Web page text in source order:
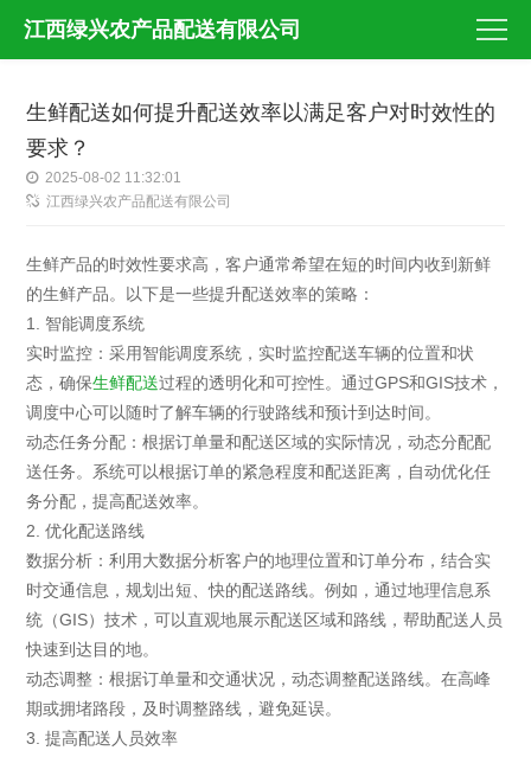
江西绿兴农产品配送有限公司
生鲜配送如何提升配送效率以满足客户对时效性的
要求？
2025-08-02 11:32:01
江西绿兴农产品配送有限公司
生鲜产品的时效性要求高，客户通常希望在短的时间内收到新鲜
的生鲜产品。以下是一些提升配送效率的策略：
1. 智能调度系统
实时监控：采用智能调度系统，实时监控配送车辆的位置和状
态，确保生鲜配送过程的透明化和可控性。通过GPS和GIS技术，
调度中心可以随时了解车辆的行驶路线和预计到达时间。
动态任务分配：根据订单量和配送区域的实际情况，动态分配配
送任务。系统可以根据订单的紧急程度和配送距离，自动优化任
务分配，提高配送效率。
2. 优化配送路线
数据分析：利用大数据分析客户的地理位置和订单分布，结合实
时交通信息，规划出短、快的配送路线。例如，通过地理信息系
统（GIS）技术，可以直观地展示配送区域和路线，帮助配送人员
快速到达目的地。
动态调整：根据订单量和交通状况，动态调整配送路线。在高峰
期或拥堵路段，及时调整路线，避免延误。
3. 提高配送人员效率